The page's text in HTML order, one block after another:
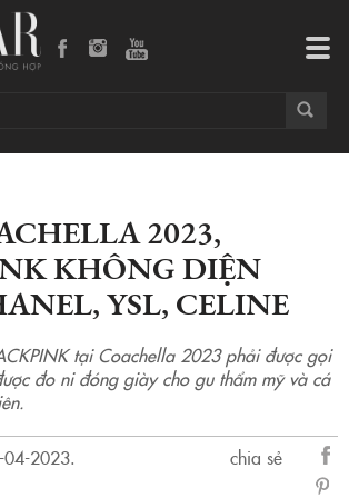
2023,
KHÔNG DIỆN
YSL, CELINE
tại Coachella 2023 phải được gọi
đo ni đóng giày cho gu thẩm mỹ và cá
04-2023.
chia sẻ
sẻ